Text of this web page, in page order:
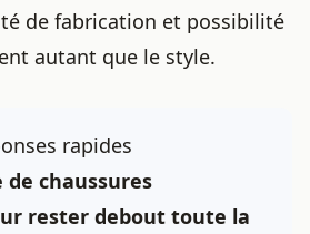
de fabrication et possibilité
autant que le style.
rapides
chaussures
rester debout toute la